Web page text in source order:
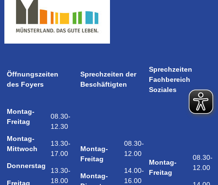
Öffnungszeiten
des Foyers
Sprechzeiten der
Beschäftigten
Sprechzeiten
Fachbereich
Soziales
Montag-
Freitag
Montag-
Mittwoch
Donnerstag
Freitag
08.30-
12.30
13.30-
17.00
13.30-
18.00
Montag-
Freitag
Montag-
08.30-
12.00
14.00-
16.00
Montag-
Freitag
08.30-
12.00